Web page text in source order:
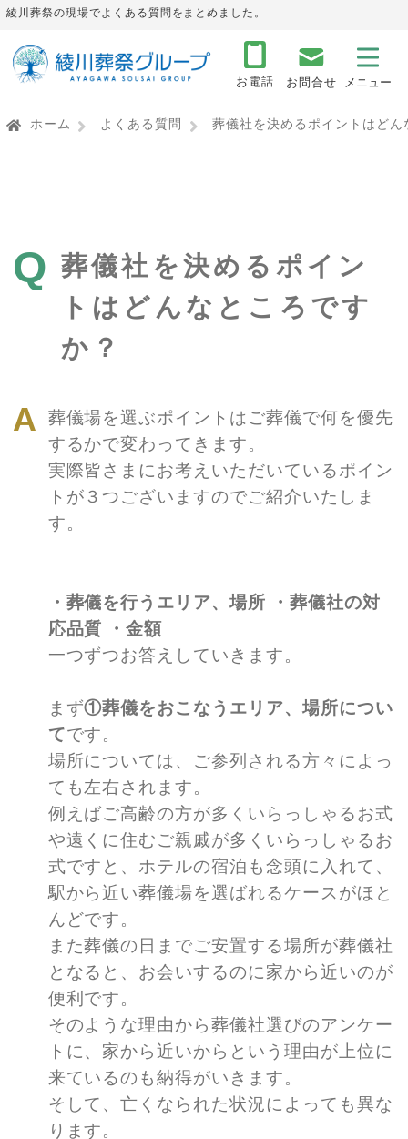
綾川葬祭の現場でよくある質問をまとめました。
お電話 お問合せ
ホーム よくある質問 葬儀社を決めるポイントはど
Q 葬儀社を決めるポイン
トはどんなところです
か？
葬儀場を選ぶポイントはご葬儀で何を優先
するかで変わってきます。
実際皆さまにお考えいただいているポイン
トが３つございますのでご紹介いたしま
す。
・葬儀を行うエリア、場所 ・葬儀社の対
応品質 ・金額
一つずつお答えしていきます。
まず①葬儀をおこなうエリア、場所につい
てです。
場所については、ご参列される方々によっ
ても左右されます。
例えばご高齢の方が多くいらっしゃるお式
や遠くに住むご親戚が多くいらっしゃるお
式ですと、ホテルの宿泊も念頭に入れて、
駅から近い葬儀場を選ばれるケースがほと
んどです。
また葬儀の日までご安置する場所が葬儀社
となると、お会いするのに家から近いのが
便利です。
そのような理由から葬儀社選びのアンケー
トに、家から近いからという理由が上位に
来ているのも納得がいきます。
そして、亡くなられた状況によっても異な
ります。